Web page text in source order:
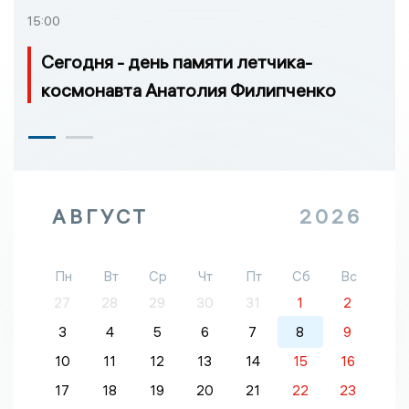
15:00
Сегодня - день памяти летчика-
космонавта Анатолия Филипченко
АВГУСТ 2026
Пн Вт Ср Чт Пт Сб
Вс
27
28 29 30 31 1
2
3
4 5 6 7 8
9
10
11 12 13 14 15
16
17
18 19 20 21 22
23